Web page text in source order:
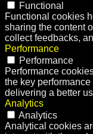
Functional
Functional cookies
sharing the content
collect feedbacks,
Performance
Performance
Performance
the key
delivering a better
Analytics
Analytics
Analytical cookies